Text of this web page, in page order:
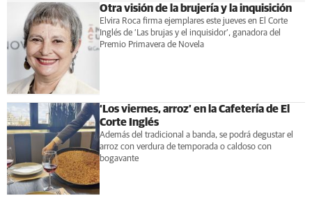
Otra visión de la brujería y la inquisición
Elvira Roca firma ejemplares este jueves en El Corte
Inglés de ‘Las brujas y el inquisidor’, ganadora del
Premio Primavera de Novela
‘Los viernes, arroz’ en la Cafetería de El
Corte Inglés
Además del tradicional a banda, se podrá degustar el
arroz con verdura de temporada o caldoso con
bogavante